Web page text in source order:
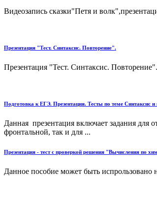
Видеозапись сказки"Петя и
Презентация "Тест. Синтаксис. Повторение".
Презентация "Тест. Синтаксис.
Подготовка к ЕГЭ. Презентация. Тесты по теме Синтаксис и
Данная презентация включает задания
фронтальной, так и для ...
Презентация - тест с проверкой решения "Вычисления по
Данное пособие может быть